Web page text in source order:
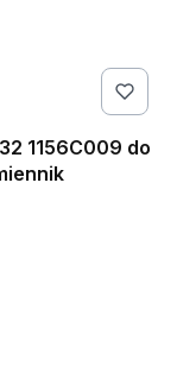
1156C009 do